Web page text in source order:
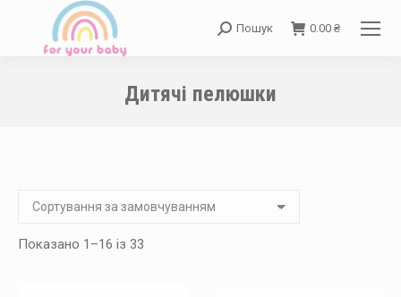
Search:
Пошук 0.00 ₴
Дитячі пелюшки
Показано 1–16 із 33